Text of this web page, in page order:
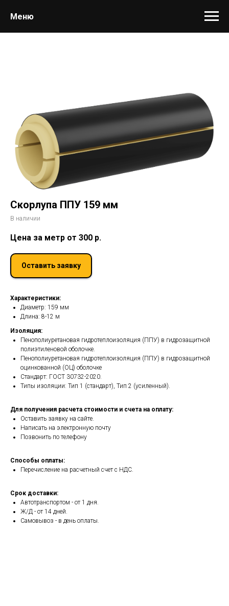
Меню
Скорлупа ППУ 159 мм
В наличии
Цена за метр от 300 р.
Оставить заявку
Характеристики:
Диаметр: 159 мм
Длина: 8-12 м
Изоляция:
Пенополиуретановая гидротеплоизоляция (ППУ) в гидрозащитной
полиэтиленовой оболочке.
Пенополиуретановая гидротеплоизоляция (ППУ) в гидрозащитной
оцинкованной (ОЦ) оболочке
Стандарт: ГОСТ 30732-2020.
Типы изоляции: Тип 1 (стандарт), Тип 2 (усиленный).
Для получения расчета стоимости и счета на оплату:
Оставить заявку на сайте.
Написать на электронную почту
Позвонить по телефону
Способы оплаты:
Перечисление на расчетный счет с НДС.
Срок доставки:
Автотранспортом - от 1 дня.
Ж/Д - от 14 дней.
Самовывоз - в день оплаты.